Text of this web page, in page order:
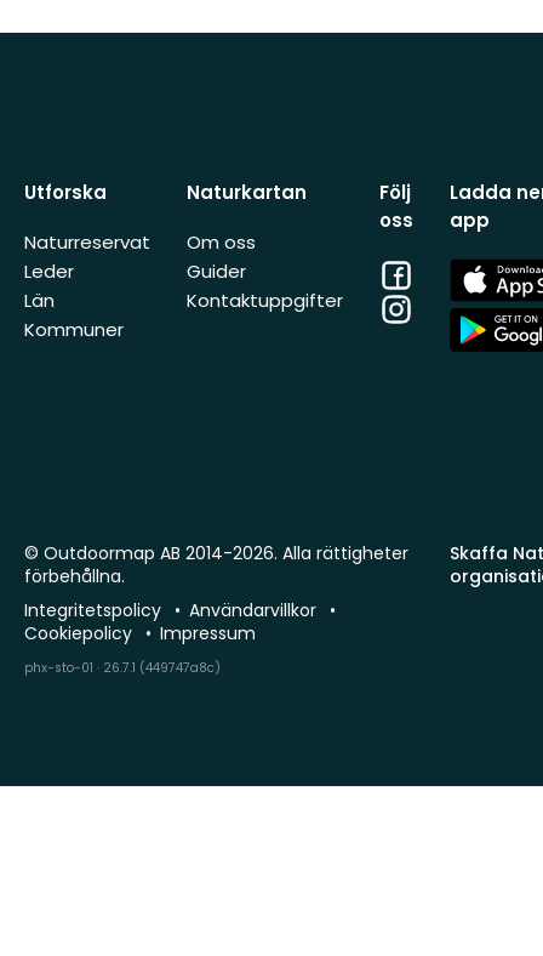
Utforska
Naturreservat
Leder
Län
Kommuner
Naturkartan
Om oss
Guider
Kontaktuppgifter
Följ
oss
Facebook
Instagram
Ladda
app
App
Store
App
Store
Skaffa
© Outdoormap AB 2014-2026. Alla rättigheter
förbehållna.
Integritetspolicy
Användarvillkor
Cookiepolicy
Impressum
phx-sto-01 · 26.7.1 (449747a8c)